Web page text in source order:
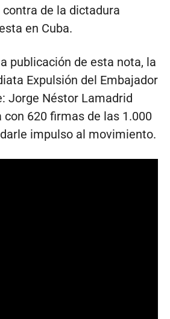
de la dictadura
en Cuba.
publicación de esta nota, la
Expulsión del Embajador
Jorge Néstor Lamadrid
con 620 firmas de las 1.000
impulso al movimiento.